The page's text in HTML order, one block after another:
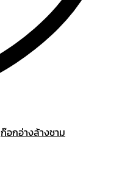
ก๊อกอ่างล้างชาม